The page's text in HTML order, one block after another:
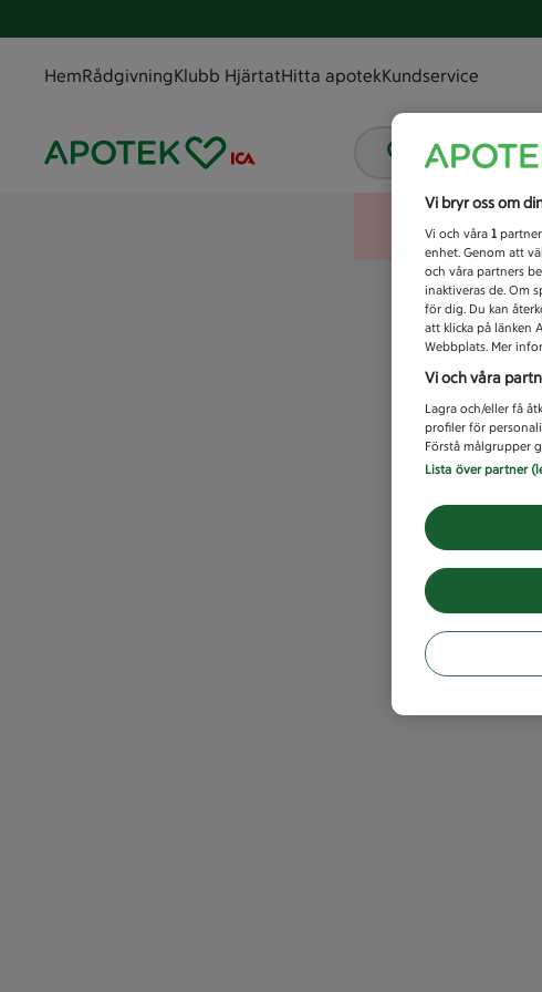
HemRådgivningKlubb HjärtatHitta apotekKundservice
Vad letar du
Vi bryr oss om
Vi och våra 1
enhet. Genom att
och våra partners
inaktiveras de. Om
för dig. Du kan
att klicka på länken
Webbplats. Mer
Vi och våra
Lagra och/eller få
profiler för
Förstå målgrupper
Lista över partner